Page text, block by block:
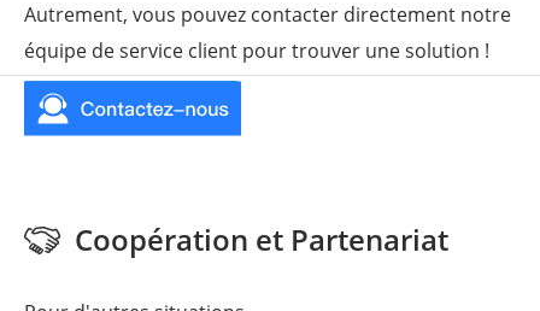
Autrement, vous pouvez contacter directement notre
équipe de service client pour trouver une solution !
Coopération et Partenariat